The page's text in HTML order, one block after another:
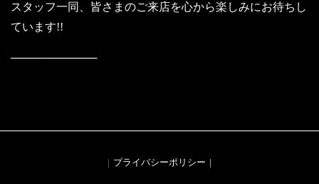
スタッフ一同、皆さまのご来店を心から楽しみにお待ちし
ています!!
───────────
プライバシーポリシー